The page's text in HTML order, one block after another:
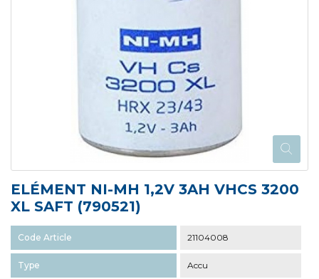
ELÉMENT NI-MH 1,2V 3AH VHCS 3200
XL SAFT (790521)
Code Article 21104008
Type Accu